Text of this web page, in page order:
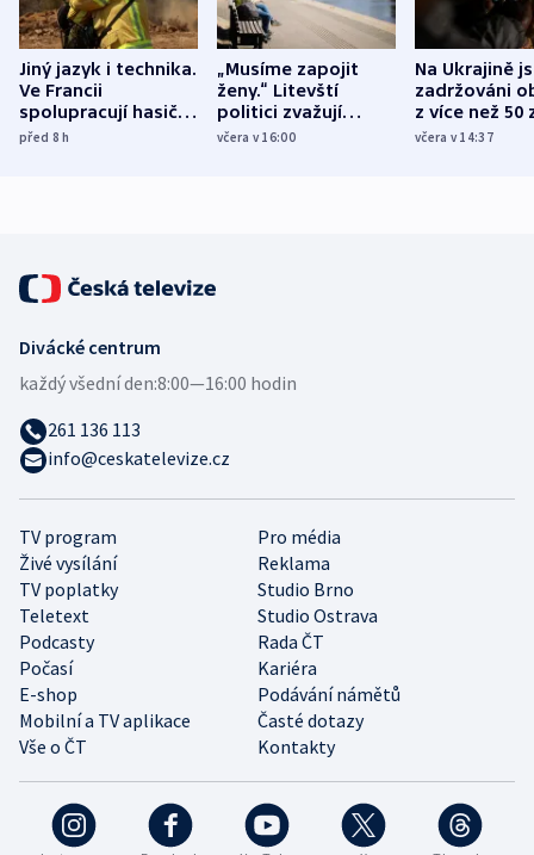
Jiný jazyk i technika.
Ve Francii
spolupracují hasiči z
různých zemí
před 8h
„Musíme zapojit
ženy.“ Litevští
politici zvažují
dohodu o
včera v 16:00
Na Ukrajině
zadržováni
z více než 50
Bojovali na
včera v 14:37
TV program
Pro média
Živé vysílání
Reklama
TV poplatky
Studio Brno
Teletext
Studio Ostrava
Podcasty
Rada ČT
Počasí
Kariéra
E-shop
Podávání námětů
Mobilní a TV aplikace
Časté dotazy
Vše o ČT
Kontakty
Divácké centrum
každý všední den:8:00—16:00 hodin
261 136 113
info@ceskatelevize.cz